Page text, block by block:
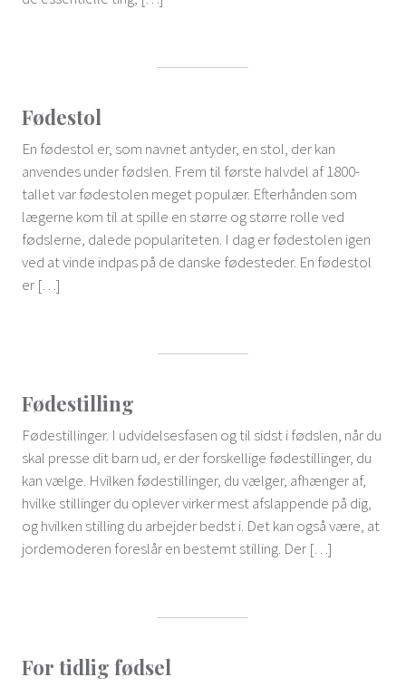
Fødestol
En fødestol er, som navnet antyder, en stol, der kan
anvendes under fødslen. Frem til første halvdel af 1800-
tallet var fødestolen meget populær. Efterhånden som
lægerne kom til at spille en større og større rolle ved
fødslerne, dalede populariteten. I dag er fødestolen igen
ved at vinde indpas på de danske fødesteder. En fødestol
er […]
Fødestilling
Fødestillinger. I udvidelsesfasen og til sidst i fødslen, når du
skal presse dit barn ud, er der forskellige fødestillinger, du
kan vælge. Hvilken fødestillinger, du vælger, afhænger af,
hvilke stillinger du oplever virker mest afslappende på dig,
og hvilken stilling du arbejder bedst i. Det kan også være, at
jordemoderen foreslår en bestemt stilling. Der […]
For tidlig fødsel